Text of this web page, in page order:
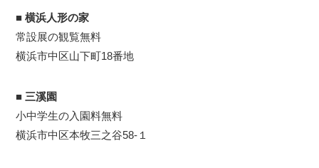
■横浜人形の家
常設展の観覧無料
横浜市中区山下町18番地
■三溪園
小中学生の入園料無料
横浜市中区本牧三之谷58-１